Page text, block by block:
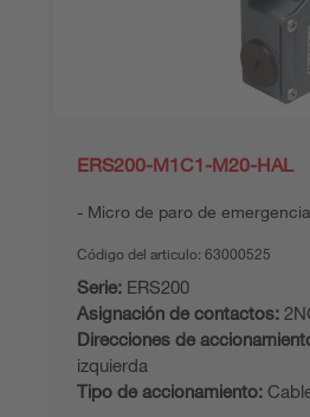
ERS200-M1C1-M20-HAL
Micro de paro de
Código del articulo: 63000525
Serie: ERS200
Asignación de contactos:
Direcciones de
izquierda
Tipo de accionamiento: